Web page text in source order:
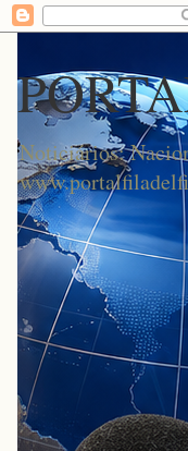
Noticiários: